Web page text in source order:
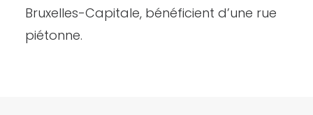
Bruxelles-Capitale, bénéficient d’une rue
piétonne.